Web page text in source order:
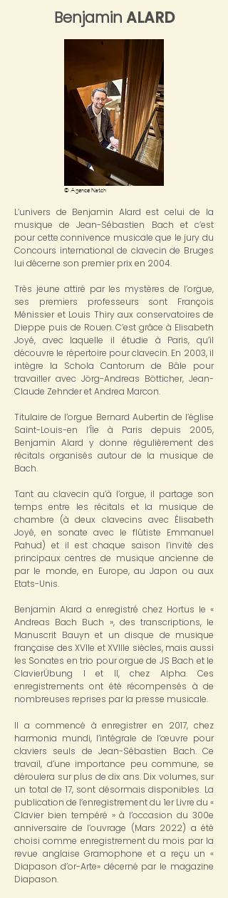
Benjamin ALARD
© Agence Natch
L’univers de Benjamin Alard est celui de la
musique de Jean-Sébastien Bach et c’est
pour cette connivence musicale que le jury du
Concours international de clavecin de Bruges
lui décerne son premier prix en 2004.
Très jeune attiré par les mystères de l’orgue,
ses premiers professeurs sont François
Ménissier et Louis Thiry aux conservatoires de
Dieppe puis de Rouen. C’est grâce à Elisabeth
Joyé, avec laquelle il étudie à Paris, qu’il
découvre le répertoire pour clavecin. En 2003, il
intègre la Schola Cantorum de Bâle pour
travailler avec Jörg-Andreas Bötticher, Jean-
Claude Zehnder et Andrea Marcon.
Titulaire de l’orgue Bernard Aubertin de l’église
Saint-Louis-en l’Île à Paris depuis 2005,
Benjamin Alard y donne régulièrement des
récitals organisés autour de la musique de
Bach.
Tant au clavecin qu’à l’orgue, il partage son
temps entre les récitals et la musique de
chambre (à deux clavecins avec Élisabeth
Joyé, en sonate avec le flûtiste Emmanuel
Pahud) et il est chaque saison l’invité des
principaux centres de musique ancienne de
par le monde, en Europe, au Japon ou aux
Etats-Unis.
Benjamin Alard a enregistré chez Hortus le «
Andreas Bach Buch », des transcriptions, le
Manuscrit Bauyn et un disque de musique
française des XVIIe et XVIIIe siècles, mais aussi
les Sonates en trio pour orgue de JS Bach et le
ClavierÜbung I et II, chez Alpha. Ces
enregistrements ont été récompensés à de
nombreuses reprises par la presse musicale.
Il a commencé à enregistrer en 2017, chez
harmonia mundi, l’intégrale de l’œuvre pour
claviers seuls de Jean-Sébastien Bach. Ce
travail, d’une importance peu commune, se
déroulera sur plus de dix ans. Dix volumes, sur
un total de 17, sont désormais disponibles. La
publication de l’enregistrement du 1er Livre du «
Clavier bien tempéré » à l’occasion du 300e
anniversaire de l’ouvrage (Mars 2022) a été
choisi comme enregistrement du mois par la
revue anglaise Gramophone et a reçu un «
Diapason d’or-Arte» décerné par le magazine
Diapason.